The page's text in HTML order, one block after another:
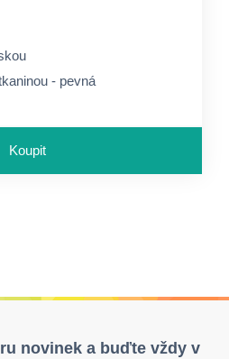
- pevná
Koupit
novinek a buďte vždy v